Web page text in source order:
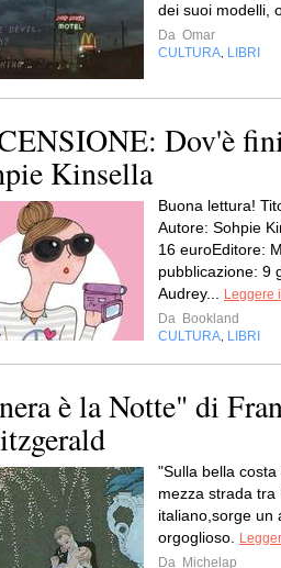
dei suoi modelli,
Da Omar
CULTURA LIBRI
Dov'è
Kinsella
Buona lettura!
Autore: Sohpie
16 euroEditore:
pubblicazione: 9
Audrey...
Leggere
Da Bookland
CULTURA LIBRI
è la Notte" di
"Sulla bella
mezza strada tra
italiano,sorge un
orgoglioso.
Da Michelap